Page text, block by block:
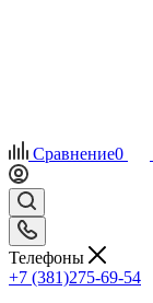
Сравнение0
Телефоны
+7 (381)275-69-54